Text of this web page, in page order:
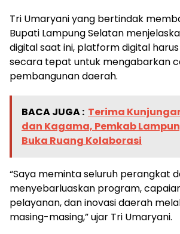
​Tri Umaryani yang bertindak
Bupati Lampung Selatan
digital saat ini, platform digital
secara tepat untuk mengabarkan
pembangunan daerah.
BACA JUGA : Terima
dan Kagama, Pemkab
Buka Ruang Kolaborasi
​“Saya meminta seluruh perangkat
menyebarluaskan program,
pelayanan, dan inovasi daerah
masing-masing,” ujar Tri Umaryani.